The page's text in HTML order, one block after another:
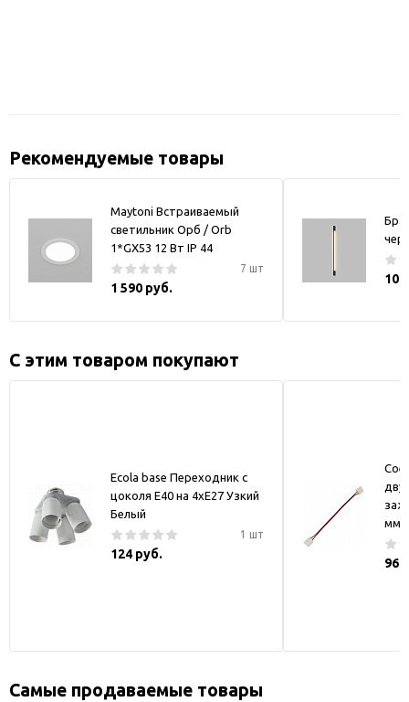
Рекомендуемые товары
Maytoni Встраиваемый
светильник Орб / Orb
1*GX53 12 Вт IP 44
7 шт
1 590 руб.
Бра
10
С этим товаром покупают
Ecola base Переходник с
цоколя E40 на 4хE27 Узкий
Белый
1 шт
124 руб.
мм
96
Самые продаваемые товары